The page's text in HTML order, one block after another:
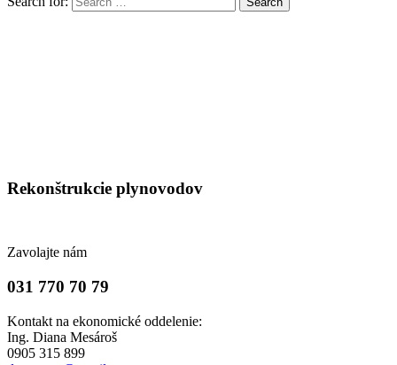
Rekonštrukcie plynovodov
Zavolajte nám
031 770 70 79
Kontakt na ekonomické oddelenie:
Ing. Diana Mesároš
0905 315 899